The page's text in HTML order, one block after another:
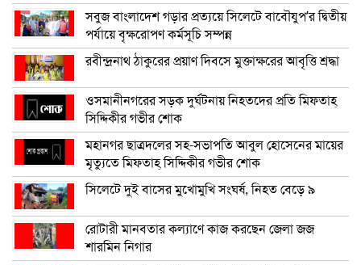
সবুজ বাংলাদেশ গড়ার প্রত্যয়ে সিলেটে বাবৌযুপ’র দ্বিতীয়
পর্যায়ে বৃক্ষরোপণ কর্মসূচি সম্পন্ন
রবীন্দ্রনাথ ঠাকুরের প্রয়াণ দিবসে মুক্তাক্ষরের আবৃত্তি শ্রদ্ধা
ওসমানীনগরের সড়ক দুর্ঘটনায় নিহতদের প্রতি মিফতাহ্
সিদ্দিকীর গভীর শোক
মহানগর ছাত্রদলের সহ-সভাপতি আবুল হোসেনের মায়ের
মৃত্যুতে মিফতাহ্ সিদ্দিকীর গভীর শোক
সিলেটে দুই বাসের মুখোমুখি সংঘর্ষ, নিহত বেড়ে ৯
রোটারী মানবতার কল্যাণে কাজ করছেন জেলা জজ
শারমিন নিগার